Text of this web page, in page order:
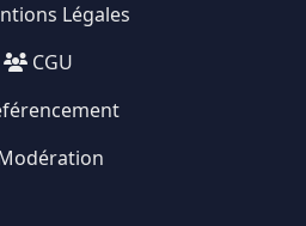
Légales
CGU